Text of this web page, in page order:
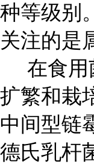
种等级别
关注的是
在食用
扩繁和栽
中间型链
德氏乳杆